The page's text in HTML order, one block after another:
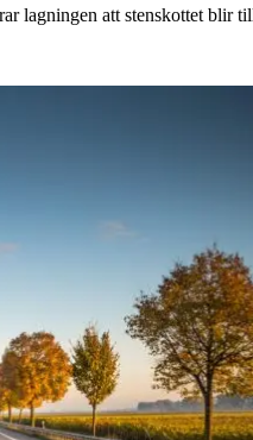
lagningen att stenskottet